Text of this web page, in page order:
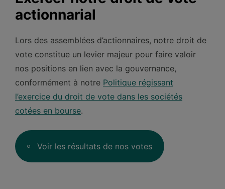
actionnarial
Lors des assemblées d’actionnaires, notre droit de
vote constitue un levier majeur pour faire valoir
nos positions en lien avec la gouvernance,
conformément à notre Politique régissant
l’exercice du droit de vote dans les sociétés
cotées en bourse.
Voir les résultats de nos votes